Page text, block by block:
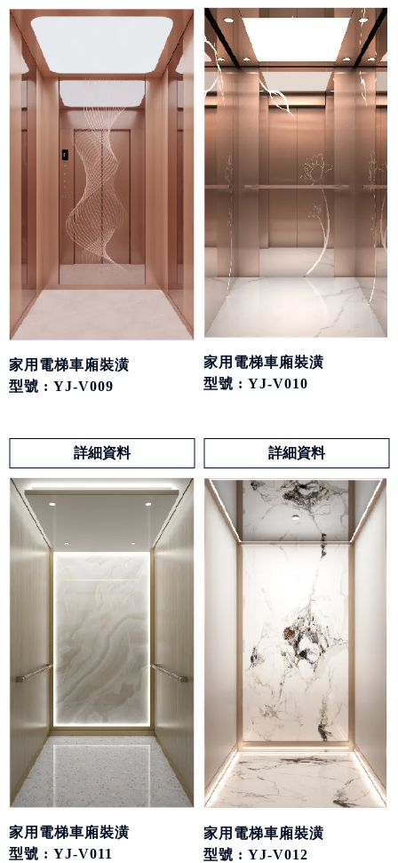
家用電梯車廂裝潢
型號 : YJ-V009
詳細資料
家用電梯車廂裝潢
型號 : YJ-V010
詳細資料
家用電梯車廂裝潢
型號 : YJ-V011
家用電梯車廂裝潢
型號 : YJ-V012